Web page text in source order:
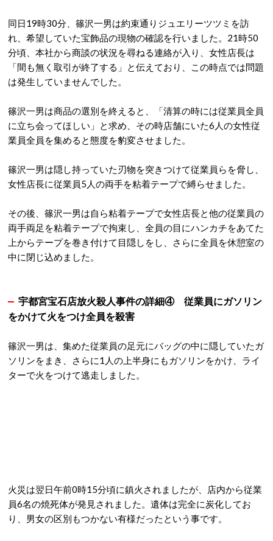
同日19時30分、篠沢一男は約束通りジュエリーツツミを訪
れ、希望していた宝飾品の現物の確認を行いました。21時50
分頃、本社から商談の状況を尋ねる連絡が入り、女性店長は
「間も無く取引が終了する」と伝えており、この時点では問題
は発生していませんでした。
篠沢一男は商品の選別を終えると、「清算の時には従業員全員
に立ち会ってほしい」と求め、その時店舗にいた6人の女性従
業員全員を集めると態度を豹変させました。
篠沢一男は隠し持っていた刃物を突きつけて従業員らを脅し、
女性店長に従業員5人の両手を粘着テープで縛らせました。
その後、篠沢一男は自ら粘着テープで女性店長と他の従業員の
両手両足を粘着テープで拘束し、全員の目にハンカチをあてた
上からテープを巻き付けて目隠しをし、さらに全員を休憩室の
中に閉じ込めました。
宇都宮宝石店放火殺人事件の詳細④ 従業員にガソリン
をかけて火をつけ全員を殺害
篠沢一男は、集めた従業員の足元にバッグの中に隠していたガ
ソリンをまき、さらに1人の上半身にもガソリンをかけ、ライ
ターで火をつけて逃走しました。
火災は翌日午前0時15分頃に鎮火されましたが、店内から従業
員6名の焼死体が発見されました。遺体は完全に炭化してお
り、男女の区別もつかない有様だったという事です。